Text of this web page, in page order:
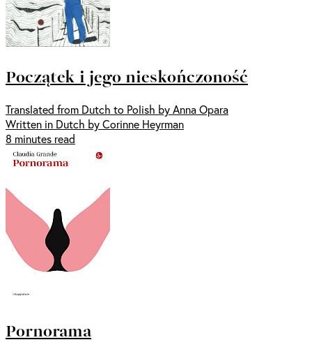
Początek i jego nieskończoność
Translated from Dutch to Polish by Anna Opara
Written in Dutch by Corinne Heyrman
8 minutes read
Pornorama